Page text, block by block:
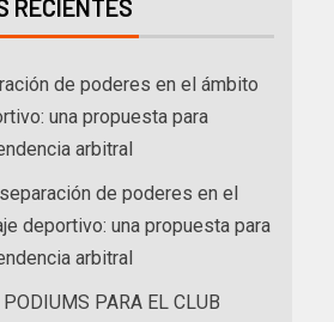
RECIENTES
de poderes en el ámbito
una propuesta para
arbitral
de poderes en el
deportivo: una propuesta para
arbitral
PODIUMS PARA EL CLUB